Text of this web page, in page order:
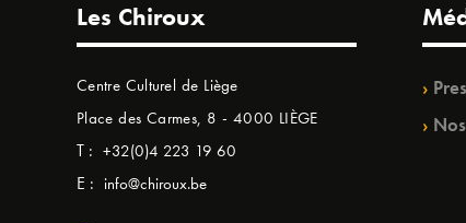
Les Chiroux
Centre Culturel de Liège
Place des Carmes, 8 - 4000 LIÈGE
T : +32(0)4 223 19 60
E : info@chiroux.be